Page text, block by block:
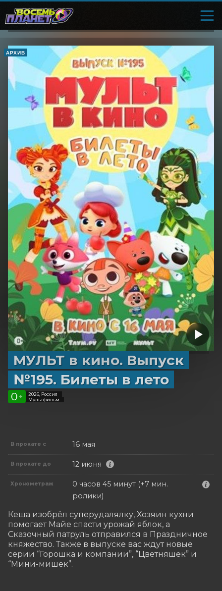
АРХИВ
МУЛЬТ в кино. Выпуск
№195. Билеты в лето
0 +
2026, Россия
Мультфильм
В прокате с 16 мая
В прокате до 12 июня
Хронометраж
0 часов 45 минут (+7 мин.
ролики)
Кеша изобрёл суперудалялку, Хозяин кухни
помогает Майе спасти урожай яблок, а
Сказочный патруль отправился в Праздничное
княжество. Также в выпуске вас ждут новые
серии “Горошка и компании”, “Цветняшек” и
“Мини-мишек”.